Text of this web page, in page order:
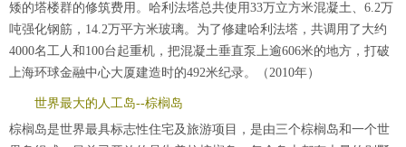
矮的塔楼群的修筑费用。哈利法塔总共使用33万立方米混凝土、6.2万
吨强化钢筋，14.2万平方米玻璃。为了修建哈利法塔，共调用了大约
4000名工人和100台起重机，把混凝土垂直泵上逾606米的地方，打破
上海环球金融中心大厦建造时的492米纪录。（2010年）
世界最大的人工岛--棕榈岛
棕榈岛是世界最具标志性住宅及旅游项目，是由三个棕榈岛和一个世